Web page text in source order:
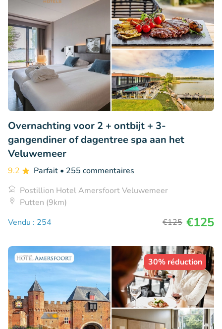
Overnachting voor 2 + ontbijt + 3-
gangendiner of dagentree spa aan het
Veluwemeer
9.2 Parfait • 255 commentaires
Postillion Hotel Amersfoort Veluwemeer
Putten (9km)
Vendu : 254
€125 €125
30% réduction